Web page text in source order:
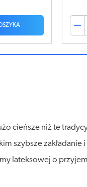
cieńsze niż te
szybsze
lateksowej o